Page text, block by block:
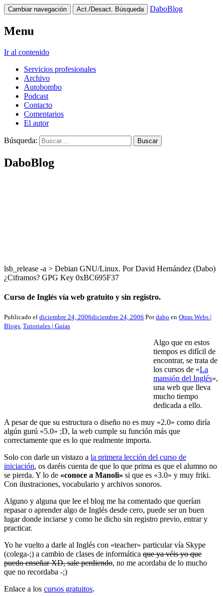
Cambiar navegación Act./Desact. Búsqueda DaboBlog
Menu
Ir al contenido
Servicios profesionales
Archivo
Autobombo
Podcast
Contacto
Comentarios
El autor
Búsqueda:
DaboBlog
lsb_release -a > Debian GNU/Linux. Por David Hernández (Dabo)
¿Ciframos? GPG Key 0xBC695F37
Curso de Inglés vía web gratuito y sin registro.
Publicado el diciembre 24, 2006diciembre 24, 2006 Pordabo en Otras Webs |
Blogs, Tutoriales | Guías
Algo que en estos
tiempos es difícil de
encontrar, se trata de
los cursos de «La
mansión del Inglés«,
una web que lleva
mucho tiempo
dedicada a ello.
A pesar de que su estructura o diseño no es muy «2.0» como diría
algún gurú «5.0» ;D, la web cumple su función más que
correctamente que es lo que realmente importa.
Solo con darle un vistazo a la primera lección del curso de
iniciación, os daréis cuenta de que lo que prima es que el alumno no
se pierda. Y lo de «conoce a Manoli» si que es «3.0» y muy friki.
Con ilustraciones, vocabulario y archivos sonoros.
Alguno y alguna que lee el blog me ha comentado que querían
repasar o aprender algo de Inglés desde cero, puede ser un buen
lugar donde inciarse y como he dicho sin registro previo, entrar y
practicar.
Yo he vuelto a darle al Inglés con «teacher» particular vía Skype
(colega-;) a cambio de clases de informática que ya véis yo que
puedo enseñar XD, sale perdiendo, no me acordaba de lo mucho
que no recordaba -;)
Enlace a los cursos gratuitos.